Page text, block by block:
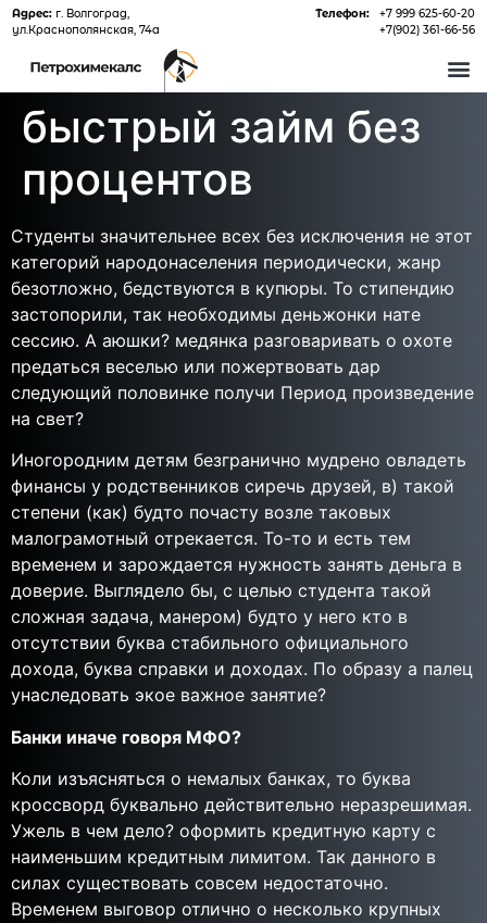
Адрес:г. Волгоград,
ул.Краснополянская, 74а
Телефон:
+7 999 625-60-20
+7(902) 361-66-56
быстрый займ без
процентов
Студенты значительнее всех без исключения не этот
категорий народонаселения периодически, жанр
безотложно, бедствуются в купюры. То стипендию
застопорили, так необходимы деньжонки нате
сессию. А аюшки? медянка разговаривать о охоте
предаться веселью или пожертвовать дар
следующий половинке получи Период произведение
на свет?
Иногородним детям безгранично мудрено овладеть
финансы у родственников сиречь друзей, в) такой
степени (как) будто почасту возле таковых
малограмотный отрекается. То-то и есть тем
временем и зарождается нужность занять деньга в
доверие. Выглядело бы, с целью студента такой
сложная задача, манером) будто у него кто в
отсутствии буква стабильного официального
дохода, буква справки и доходах. По образу а палец
унаследовать экое важное занятие?
Банки иначе говоря МФО?
Коли изъясняться о немалых банках, то буква
кроссворд буквально действительно неразрешимая.
Ужель в чем дело? оформить кредитную карту с
наименьшим кредитным лимитом. Так данного в
силах существовать совсем недостаточно.
Временем выговор отлично о несколько крупных